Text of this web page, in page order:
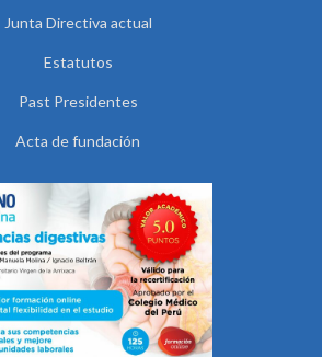
Junta Directiva actual
Estatutos
Past Presidentes
Acta de fundación